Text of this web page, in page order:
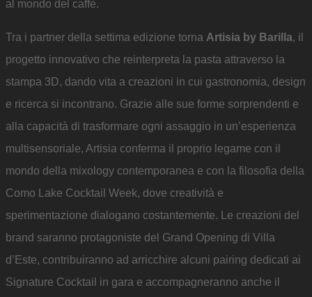
al mondo del caffè.
Tra i partner della settima edizione torna Artisia by Barilla, il
progetto innovativo che reinterpreta la pasta attraverso la
stampa 3D, dando vita a creazioni in cui gastronomia, design
e ricerca si incontrano. Grazie alle sue forme sorprendenti e
alla capacità di trasformare ogni assaggio in un’esperienza
multisensoriale, Artisia conferma il proprio legame con il
mondo della mixology contemporanea e con la filosofia della
Como Lake Cocktail Week, dove creatività e
sperimentazione dialogano costantemente. Le creazioni del
brand saranno protagoniste del Grand Opening di Villa
d’Este, contribuiranno ad arricchire alcuni pairing dedicati ai
Signature Cocktail in gara e accompagneranno anche il